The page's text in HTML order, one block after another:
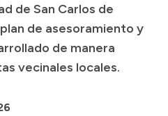
de San Carlos de
de asesoramiento y
de manera
vecinales locales.